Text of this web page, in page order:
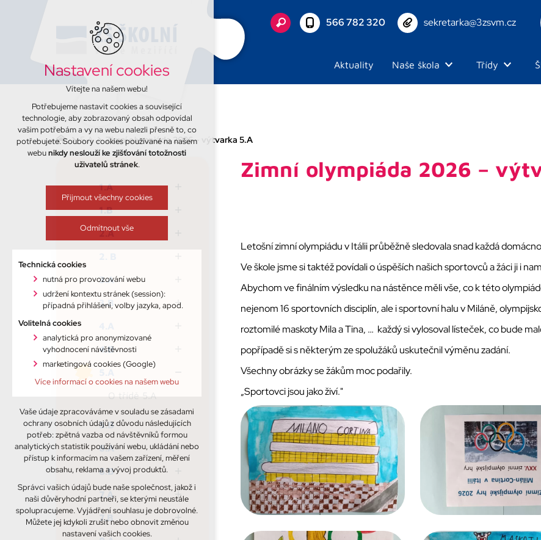
566 782 320 sekretarka@3zsvm.cz
Aktuality Naše škola Třídy
5.A Zimní olympiáda 2026 – výtvarka 5.A
Zimní olympiáda 2026 –
Letošní zimní olympiádu v Itálii průběžně sledovala snad každá
Ve škole jsme si taktéž povídali o úspěších našich sportovců a žáci ji i
Abychom ve finálním výsledku na nástěnce měli vše, co k této
nejenom 16 sportovních disciplín, ale i sportovní halu v Miláně,
roztomilé maskoty Mila a Tina, … každý si vylosoval lísteček, co bude
popřípadě si s některým ze spolužáků uskutečnil výměnu zadání.
Všechny obrázky se žákům moc podařily.
„Sportovci jsou jako živí."
1.A
1.B
2.A
3.A
3.B
4.B
O třídě 5.A
5.B
6.A
6.B
7.A
7.B
Nastavení cookies
Vítejte na našem webu!
Potřebujeme nastavit cookies a související
technologie, aby zobrazovaný obsah odpovídal
vašim potřebám a vy na webu nalezli přesně to, co
potřebujete. Soubory cookies používané na našem
webunikdy neslouží ke zjišťování totožnosti
uživatelů stránek.
Přijmout všechny cookies
Odmítnout vše
Technická cookies
nutná pro provozování webu
udržení kontextu stránek (session):
případná přihlášení, volby jazyka, apod.
Volitelná cookies
analytická pro anonymizované
vyhodnocení návštěvnosti
marketingová cookies (Google)
Více informací o cookies na našem webu
Vaše údaje zpracováváme v souladu se zásadami
ochrany osobních údajů z důvodu následujících
potřeb: zpětná vazba od návštěvníků formou
analytických statistik používání webu, ukládání nebo
přístup k informacím na vašem zařízení, měření
obsahu, reklama a vývoj produktů.
Správci vašich údajů bude naše společnost, jakož i
naši důvěryhodní partneři, se kterými neustále
spolupracujeme. Vyjádření souhlasu je dobrovolné.
Můžete jej kdykoli zrušit nebo obnovit změnou
nastavení vašich cookies.